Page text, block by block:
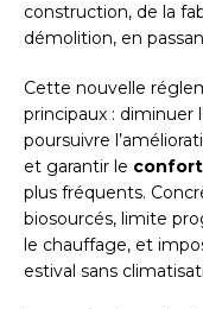
construction, de la
démolition, en
Cette nouvelle
principaux : diminuer
poursuivre
et garantir le confort
plus fréquents.
biosourcés, limite
le chauffage, et
estival sans